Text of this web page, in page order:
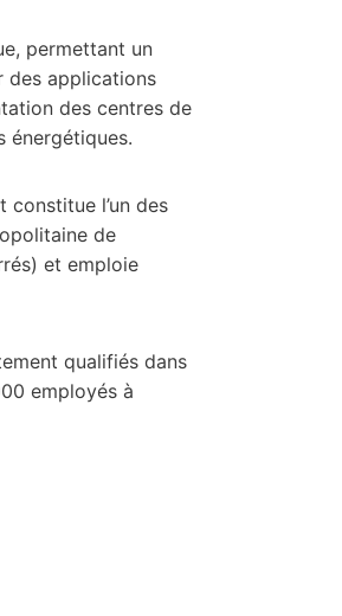
permettant un
des applications
des centres de
énergétiques.
constitue l’un des
de
et emploie
qualifiés dans
employés à